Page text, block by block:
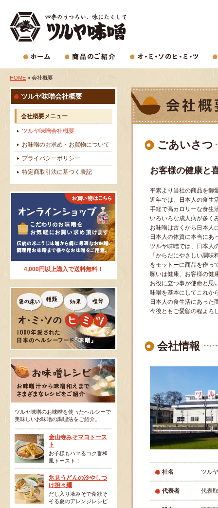
HOME » 会社概要
ごあいさつ
お客様の健康と
平素より当社の商品を御
近年では、日本人の食生
手軽で高カロリーな食生
いろいろな成人病が多く
お味噌は古くから日本人
日本人の体質に本当にあ
ツルヤ味噌では、日本人
「からだにやさしい調味
をモットーに商品を作っ
願いは健康、お客様の健
お役に立つ事が使命と思
味噌を基本にしてこれか
日本人の食生活にあった
今後ともご愛顧の程よろ
会社情報
社名 ツル
代表者 代表
ツルヤ味噌会社概要
会社概要メニュー
ツルヤ味噌会社概要
お味噌のお求め・お買物について
プライバシーポリシー
特定商取引法に基づく表記
4,000円以上購入で送料無料！
ツルヤ味噌のお味噌を使ったヘルシーで
美味しいお味噌の調理法をご紹介。
金山寺みそマヨトース
ト
お子様もハマるコク旨和
風トースト！
氷見うどんの冷やしつ
け担々麺
だし入り液みそで食欲そ
そる夏のアレンジレシピ